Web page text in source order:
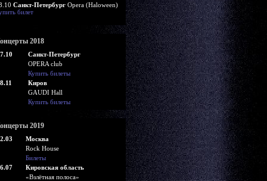
Санкт-Петербург Opera (Haloween)
билет
2018
Санкт-Петербург
OPERA club
Купить билеты
Киров
GAUDI Hall
Купить билеты
2019
Москва
Rock House
Билеты
Кировская область
«Взлётная полоса»